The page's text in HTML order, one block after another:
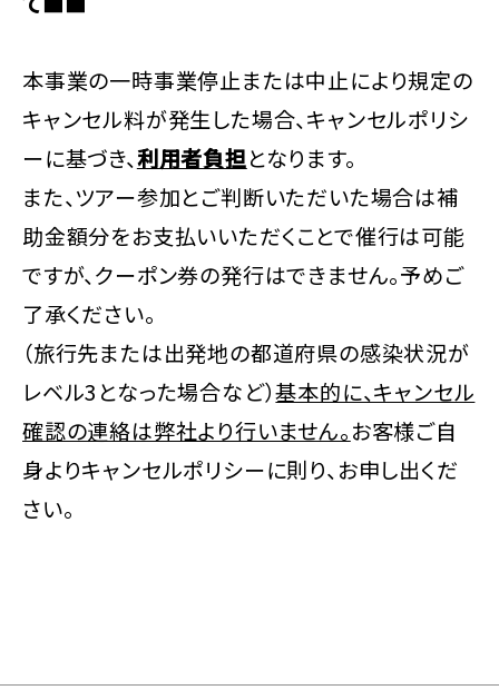
本事業の一時事業停止または中止により規定の
キャンセル料が発生した場合、キャンセルポリシ
ーに基づき、利用者負担となります。
また、ツアー参加とご判断いただいた場合は補
助金額分をお支払いいただくことで催行は可能
ですが、クーポン券の発行はできません。予めご
了承ください。
（旅行先または出発地の都道府県の感染状況が
レベル3となった場合など）基本的に、キャンセル
確認の連絡は弊社より行いません。お客様ご自
身よりキャンセルポリシーに則り、お申し出くだ
さい。